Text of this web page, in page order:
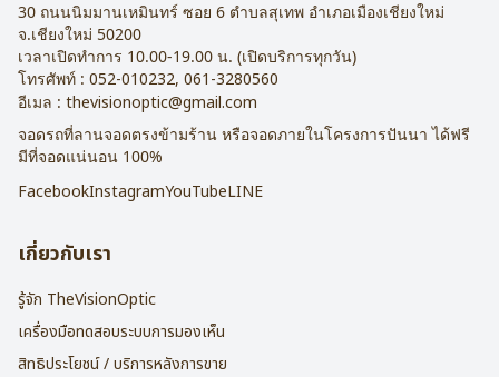
30 ถนนนิมมานเหมินทร์ ซอย 6 ตำบลสุเทพ อำเภอเมืองเชียงใหม่
จ.เชียงใหม่ 50200
เวลาเปิดทำการ 10.00-19.00 น. (เปิดบริการทุกวัน)
โทรศัพท์ : 052-010232, 061-3280560
อีเมล : thevisionoptic@gmail.com
จอดรถที่ลานจอดตรงข้ามร้าน หรือจอดภายในโครงการปันนา ได้ฟรี
มีที่จอดแน่นอน 100%
FacebookInstagramYouTubeLINE
เกี่ยวกับเรา
รู้จัก TheVisionOptic
เครื่องมือทดสอบระบบการมองเห็น
สิทธิประโยชน์ / บริการหลังการขาย